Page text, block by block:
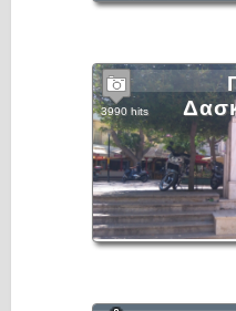
προς τις δύο χαμηλές
ενώ στον προμαχώνα
3990 hits